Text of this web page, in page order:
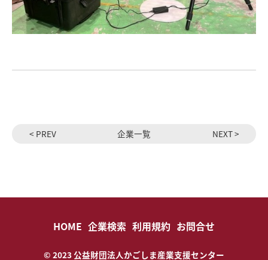
< PREV 企業一覧 NEXT >
© 2023 公益財団法人かごしま産業支援センター
HOME 企業検索 利用規約 お問合せ